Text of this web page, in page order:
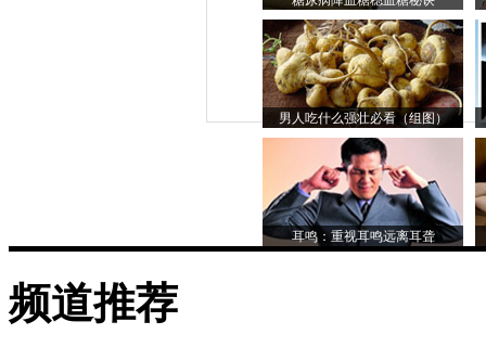
男人吃什么强壮必看（组图）
耳鸣：重视耳鸣远离耳聋
频道推荐